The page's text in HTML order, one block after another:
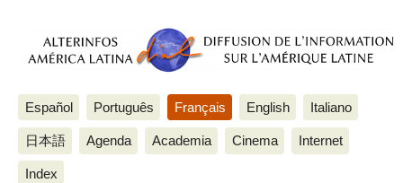
Español Português Français English Italiano
日本語 Agenda Academia Cinema Internet
Index